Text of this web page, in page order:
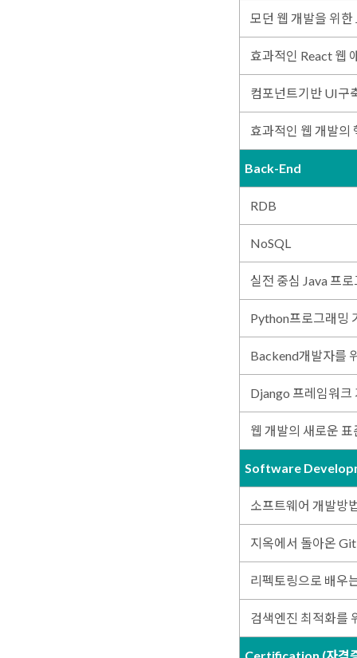
모던 웹 개발을 위
효과적인 React 웹
컴포넌트기반 UI구
효과적인 웹 개발의
Back-End
RDB
NoSQL
실전 중심 Java 프
Python프로그래밍
Backend개발자를
Django 프레임워크
웹 개발의 새로운
Software
소프트웨어 개발방
지옥에서 돌아온
리펙토링으로 배우
검색엔진 최적화를